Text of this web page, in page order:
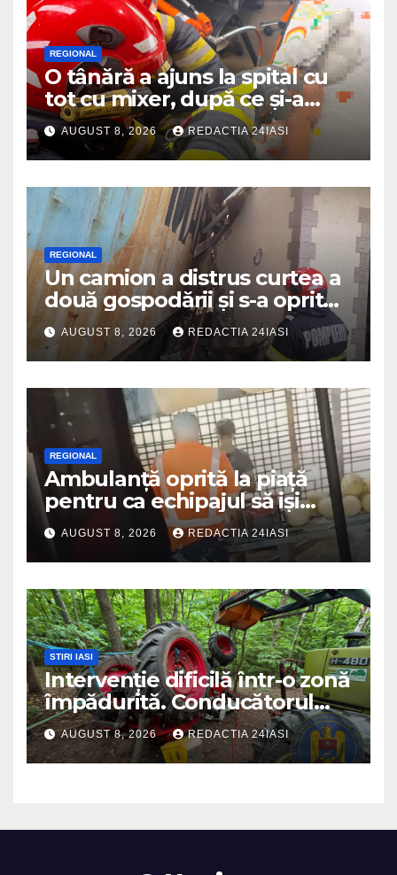
REGIONAL
O tânără a ajuns la spital cu
tot cu mixer, după ce și-a
prins degetul în aparat
AUGUST 8, 2026 REDACTIA 24IASI
REGIONAL
Un camion a distrus curtea a
două gospodării și s-a oprit
intr-o locuință
AUGUST 8, 2026 REDACTIA 24IASI
REGIONAL
Ambulanță oprită la piață
pentru ca echipajul să iși
cumpere pepene și legume.
DSU a anuntat că va aplica
sancțiuni
AUGUST 8, 2026 REDACTIA 24IASI
STIRI IASI
Intervenție dificilă într-o zonă
împădurită. Conducătorul
unui tractor răsturnat, salvat
prin efortul comun al
echipajelor de intervenție
AUGUST 8, 2026 REDACTIA 24IASI